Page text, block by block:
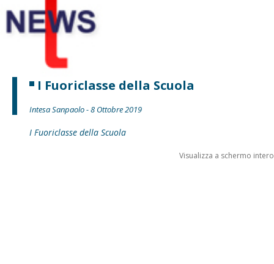
I Fuoriclasse della Scuola
Intesa Sanpaolo - 8 Ottobre 2019
I Fuoriclasse della Scuola
Visualizza a schermo intero